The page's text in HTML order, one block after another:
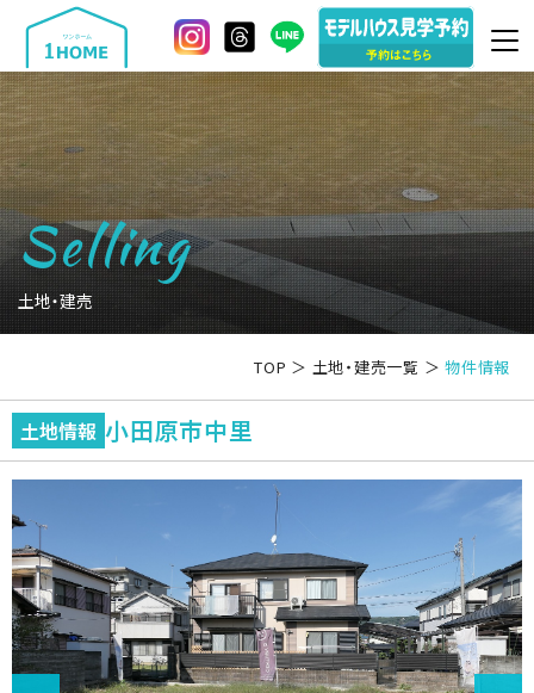
Selling
土地・建売
TOP ＞ 土地・建売一覧 ＞ 物件情報
土地情報 小田原市中里